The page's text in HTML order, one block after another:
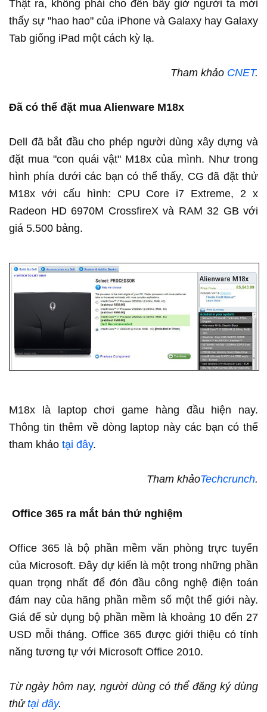
Thật ra, không phải cho đến bây giờ người ta mới
thấy sự "hao hao" của iPhone và Galaxy hay Galaxy
Tab giống iPad một cách kỳ lạ.
Tham khảo CNET.
Đã có thể đặt mua Alienware M18x
Dell đã bắt đầu cho phép người dùng xây dựng và
đặt mua "con quái vật" M18x của mình. Như trong
hình phía dưới các bạn có thể thấy, CG đã đặt thử
M18x với cấu hình: CPU Core i7 Extreme, 2 x
Radeon HD 6970M CrossfireX và RAM 32 GB với
giá 5.500 bảng.
M18x là laptop chơi game hàng đầu hiện nay.
Thông tin thêm về dòng laptop này các bạn có thể
tham khảo tại đây.
Tham khảoTechcrunch.
Office 365 ra mắt bản thử nghiệm
Office 365 là bộ phần mềm văn phòng trực tuyến
của Microsoft. Đây dự kiến là một trong những phần
quan trọng nhất để đón đầu công nghệ điện toán
đám nay của hãng phần mềm số một thế giới này.
Giá để sử dụng bộ phần mềm là khoảng 10 đến 27
USD mỗi tháng. Office 365 được giới thiệu có tính
năng tương tự với Microsoft Office 2010.
Từ ngày hôm nay, người dùng có thể đăng ký dùng
thửtại đây.